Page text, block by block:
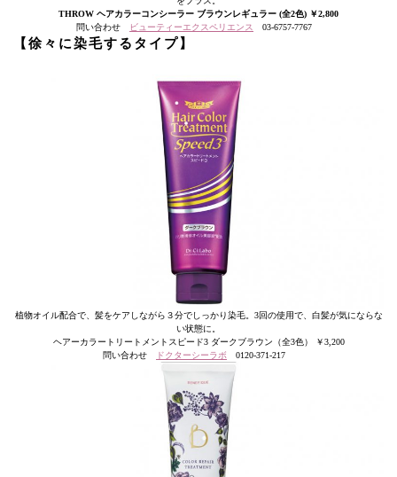
THROW ヘアカラーコンシーラー ブラウンレギュラー (全2色) ￥2,800
問い合わせ
ビューティーエクスペリエンス 03-6757-7767
【徐々に染毛するタイプ】
植物オイル配合で、髪をケアしながら３分でしっかり染毛。3回の使用で、白髪が気にならな
い状態に。
ヘアーカラートリートメントスピード3 ダークブラウン（全3色） ￥3,200
問い合わせ
ドクターシーラボ 0120-371-217